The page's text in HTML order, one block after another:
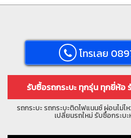
โทรเลย
รับซื้อรถกระบะ ทุกรุ่น ทุกยี่ห้อ
รถกระบะ รถกระบะติดไฟแนนซ์ ผ่อนไม่
เปลี่ยนรถใหม่ รับซื้อกระบ